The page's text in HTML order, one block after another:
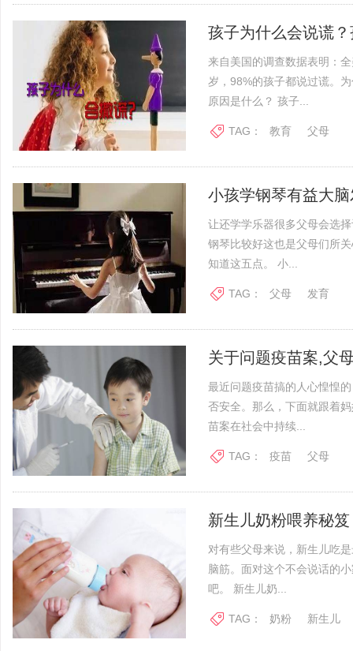
孩子为什么会说谎
来自美国的调查数据表明：
岁，98%的孩子都说过谎。
原因是什么？ 孩子...
TAG： 教育 父母
小孩学钢琴有益大
让还学学乐器很多父母会选
钢琴比较好这也是父母们所
知道这五点。 小...
TAG： 父母 发育
关于问题疫苗案,父
最近问题疫苗搞的人心惶惶
否安全。那么，下面就跟着
苗案在社会中持续...
TAG： 疫苗 父母
新生儿奶粉喂养秘笈
对有些父母来说，新生儿吃
脑筋。面对这个不会说话的
吧。 新生儿奶...
TAG： 奶粉 新生儿